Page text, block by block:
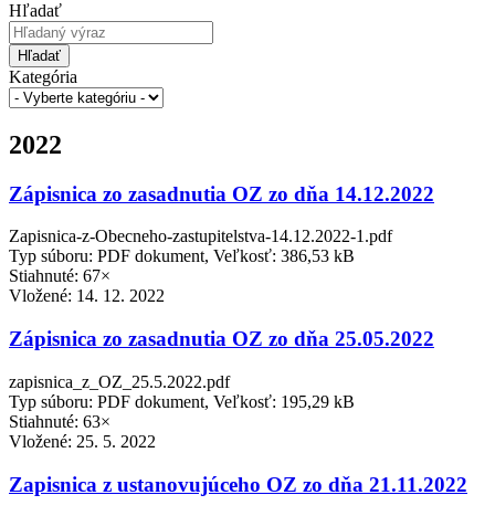
Hľadať
Hľadať
Kategória
2022
Zápisnica zo zasadnutia OZ zo dňa 14.12.2022
Zapisnica-z-Obecneho-zastupitelstva-14.12.2022-1.pdf
Typ súboru: PDF dokument, Veľkosť: 386,53 kB
Stiahnuté: 67×
Vložené: 14. 12. 2022
Zápisnica zo zasadnutia OZ zo dňa 25.05.2022
zapisnica_z_OZ_25.5.2022.pdf
Typ súboru: PDF dokument, Veľkosť: 195,29 kB
Stiahnuté: 63×
Vložené: 25. 5. 2022
Zapisnica z ustanovujúceho OZ zo dňa 21.11.2022